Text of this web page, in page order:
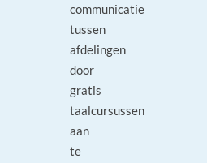
communicatie
tussen
afdelingen
door
gratis
taalcursussen
aan
te